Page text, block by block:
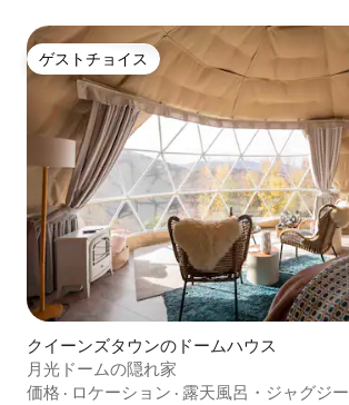
ゲストチョイス
ゲストチョイス
クイーンズタウンのドームハウス
月光ドームの隠れ家
価格 · ロケーション · 露天風呂・ジャグジー